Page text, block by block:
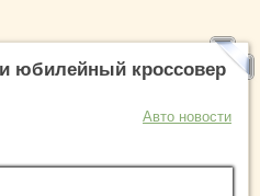
юбилейный кроссовер
Авто новости